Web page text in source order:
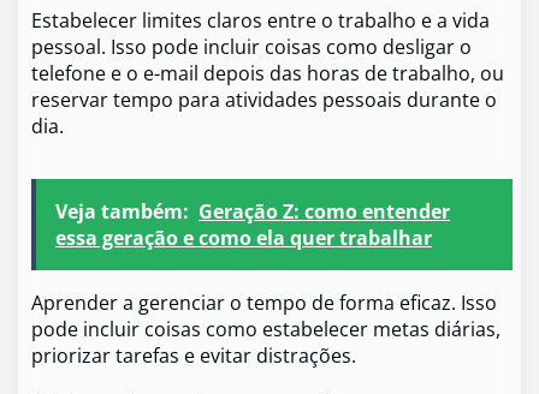
Estabelecer limites claros entre o trabalho e a vida
pessoal. Isso pode incluir coisas como desligar o
telefone e o e-mail depois das horas de trabalho, ou
reservar tempo para atividades pessoais durante o
dia.
Veja também: Geração Z: como entender
essa geração e como ela quer trabalhar
Aprender a gerenciar o tempo de forma eficaz. Isso
pode incluir coisas como estabelecer metas diárias,
priorizar tarefas e evitar distrações.